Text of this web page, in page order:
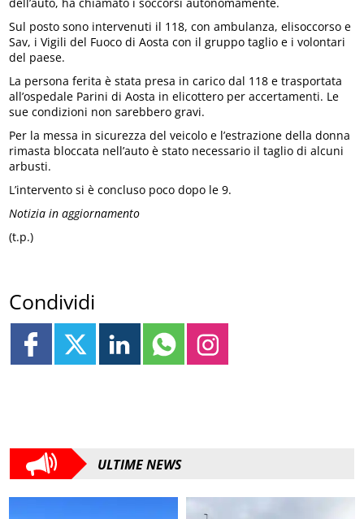
Sul posto sono intervenuti il 118, con ambulanza, elisoccorso e
Sav, i Vigili del Fuoco di Aosta con il gruppo taglio e i volontari
del paese.
La persona ferita è stata presa in carico dal 118 e trasportata
all’ospedale Parini di Aosta in elicottero per accertamenti. Le
sue condizioni non sarebbero gravi.
Per la messa in sicurezza del veicolo e l’estrazione della donna
rimasta bloccata nell’auto è stato necessario il taglio di alcuni
arbusti.
L’intervento si è concluso poco dopo le 9.
Notizia in aggiornamento
(t.p.)
Condividi
ULTIME NEWS